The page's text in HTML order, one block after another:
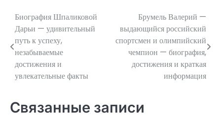
Навигация
по
записям
Биография Шпаликовой
Дарьи — удивительный
путь к успеху,
незабываемые
достижения и
увлекательные факты
Брумель Валерий —
выдающийся российский
спортсмен и олимпийский
чемпион — биография,
достижения и краткая
информация
Связанные записи